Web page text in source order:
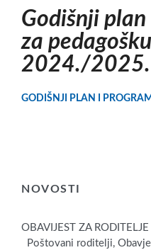
Godišnji
za
2024./2025.
GODIŠNJI PLAN I
NOVOSTI
OBAVIJEST ZA
Poštovani roditelji,